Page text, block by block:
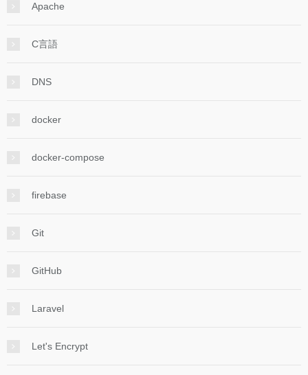
Apache
C言語
DNS
docker
docker-compose
firebase
Git
GitHub
Laravel
Let's Encrypt